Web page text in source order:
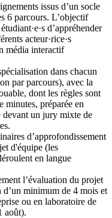
issus d’un socle
6 parcours. L’objectif
d’appréhender
acteur·rice·s
média interactif
dans chacun
par parcours), avec la
dont les règles sont
minutes, préparée en
devant un jury mixte de
d’approfondissement
d'équipe (les
en langue
l’évaluation du projet
d’un minimum de 4 mois et
ou en laboratoire de
août).